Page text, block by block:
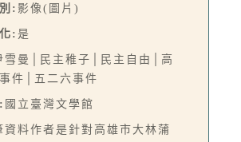
: 影像(圖片)
:是
雪曼│民主稚子│民主自由│高
件│五二六事件
國立臺灣文學館
資料作者是針對高雄市大林蒲